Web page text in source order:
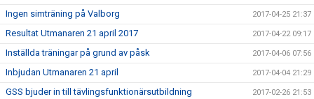
Ingen simträning på Valborg 2017-04-25 21:37
Resultat Utmanaren 21 april 2017 2017-04-22 09:17
Inställda träningar på grund av påsk 2017-04-06 07:56
Inbjudan Utmanaren 21 april 2017-04-04 21:29
GSS bjuder in till tävlingsfunktionärsutbildning 2017-02-26 21:53